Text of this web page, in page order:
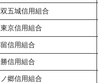
五城信用組合
京信用組合
信用組合
信用組合
郷信用組合